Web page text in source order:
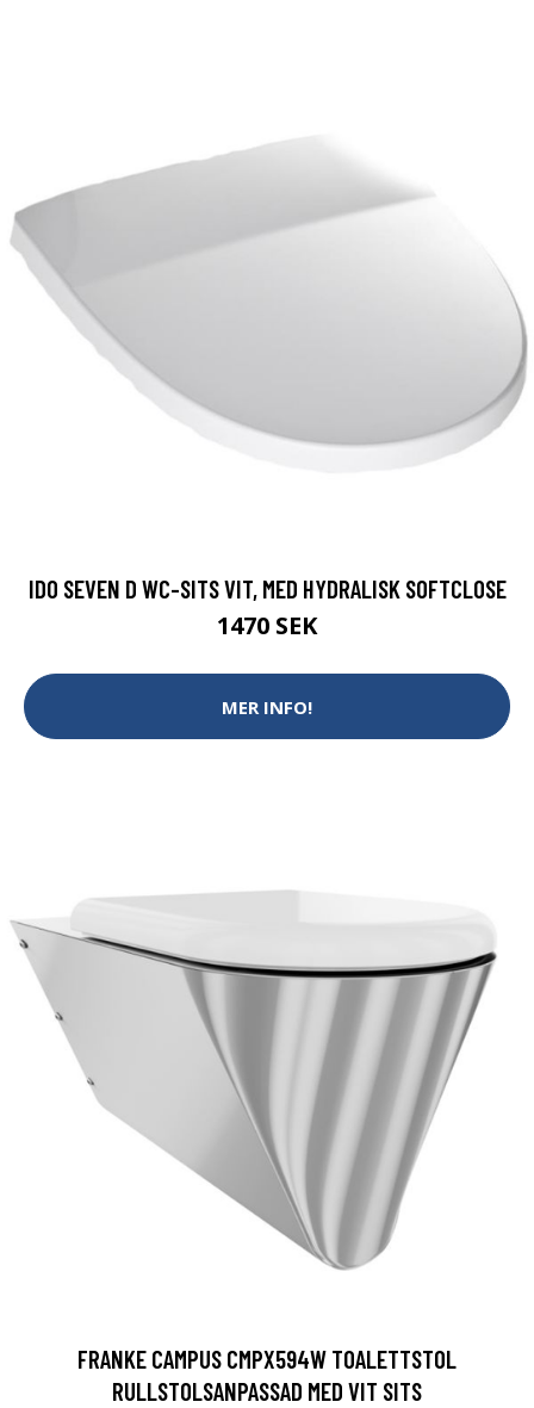
IDO SEVEN D WC-SITS VIT, MED HYDRALISK SOFTCLOSE
1470 SEK
MER INFO!
FRANKE CAMPUS CMPX594W TOALETTSTOL
RULLSTOLSANPASSAD MED VIT SITS